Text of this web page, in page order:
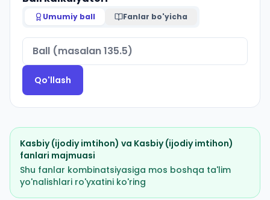
Umumiy ball Fanlar bo'yicha
Qo'llash
Kasbiy (ijodiy imtihon) va Kasbiy (ijodiy imtihon)
fanlari majmuasi
Shu fanlar kombinatsiyasiga mos boshqa ta'lim
yo'nalishlari ro'yxatini ko'ring